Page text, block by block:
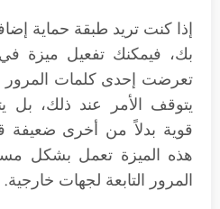
إذا كنت تريد طبقة حماية
تعرضت إحدى كلمات المرور
يتوقف الأمر عند ذلك، بل
قوية بدلاً من أخرى ضعيفة
هذه الميزة تعمل بشكل
المرور التابعة لجهات خارجية.